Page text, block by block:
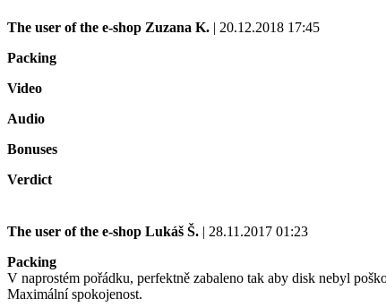
The user of the e-shop Zuzana K. | 20.12.2018 17:45
Packing
Video
Audio
Bonuses
Verdict
The user of the e-shop Lukáš Š. | 28.11.2017 01:23
Packing
V naprostém pořádku, perfektně zabaleno tak aby disk nebyl
Maximální spokojenost.